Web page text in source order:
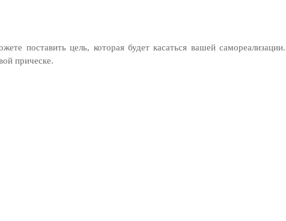
поставить цель, которая будет касаться вашей самореализации.
прическе.